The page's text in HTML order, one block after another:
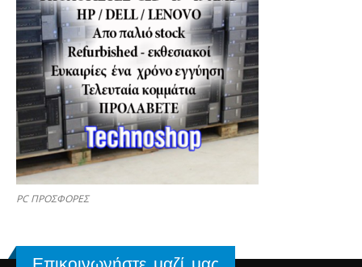
PC ΠΡΟΣΦΟΡΕΣ